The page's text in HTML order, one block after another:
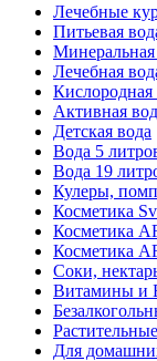
Лечебные
Питьевая
Минеральная
Лечебная
Кислородная
Активная
Детская вода
Вода 5
Вода 19
Кулеры,
Косметика
Косметика
Косметика
Соки,
Витамины и
Для